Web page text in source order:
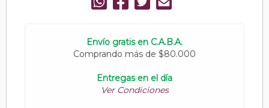
Envío gratis en C.A.B.A.
Comprando más de $80.000
Entregas en el día
Ver Condiciones